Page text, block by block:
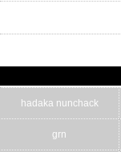
hadaka nunchack
grn